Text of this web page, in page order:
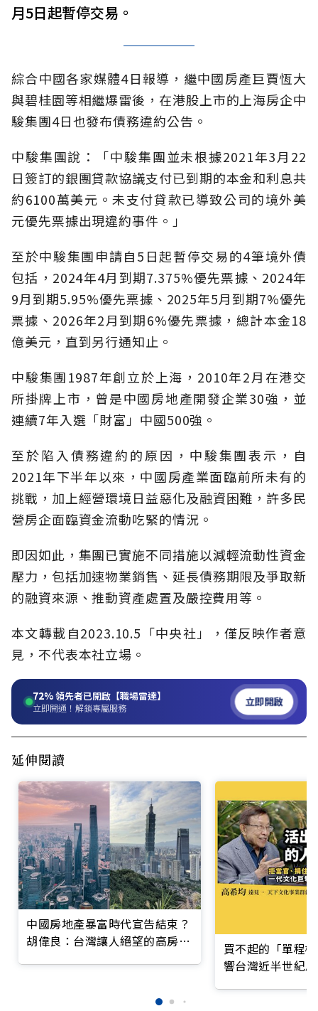
月5日起暫停交易。
綜合中國各家媒體4日報導，繼中國房產巨賈恆大
與碧桂園等相繼爆雷後，在港股上市的上海房企中
駿集團4日也發布債務違約公告。
中駿集團說：「中駿集團並未根據2021年3月22
日簽訂的銀團貸款協議支付已到期的本金和利息共
約6100萬美元。未支付貸款已導致公司的境外美
元優先票據出現違約事件。」
至於中駿集團申請自5日起暫停交易的4筆境外債
包括，2024年4月到期7.375%優先票據、2024年
9月到期5.95%優先票據、2025年5月到期7%優先
票據、2026年2月到期6%優先票據，總計本金18
億美元，直到另行通知止。
中駿集團1987年創立於上海，2010年2月在港交
所掛牌上市，曾是中國房地產開發企業30強，並
連續7年入選「財富」中國500強。
至於陷入債務違約的原因，中駿集團表示，自
2021年下半年以來，中國房產業面臨前所未有的
挑戰，加上經營環境日益惡化及融資困難，許多民
營房企面臨資金流動吃緊的情況。
即因如此，集團已實施不同措施以減輕流動性資金
壓力，包括加速物業銷售、延長債務期限及爭取新
的融資來源、推動資產處置及嚴控費用等。
本文轉載自2023.10.5 「中央社」
，僅反映作者意
見，不代表本社立場。
72%領先者已開啟【職場雷達】
立即開通！解鎖專屬服務 立即開啟
延伸閱讀
中國房地產暴富時代宣告結束？
胡偉良：台灣讓人絕望的高房價
買不起的「單程
響台灣近半世紀